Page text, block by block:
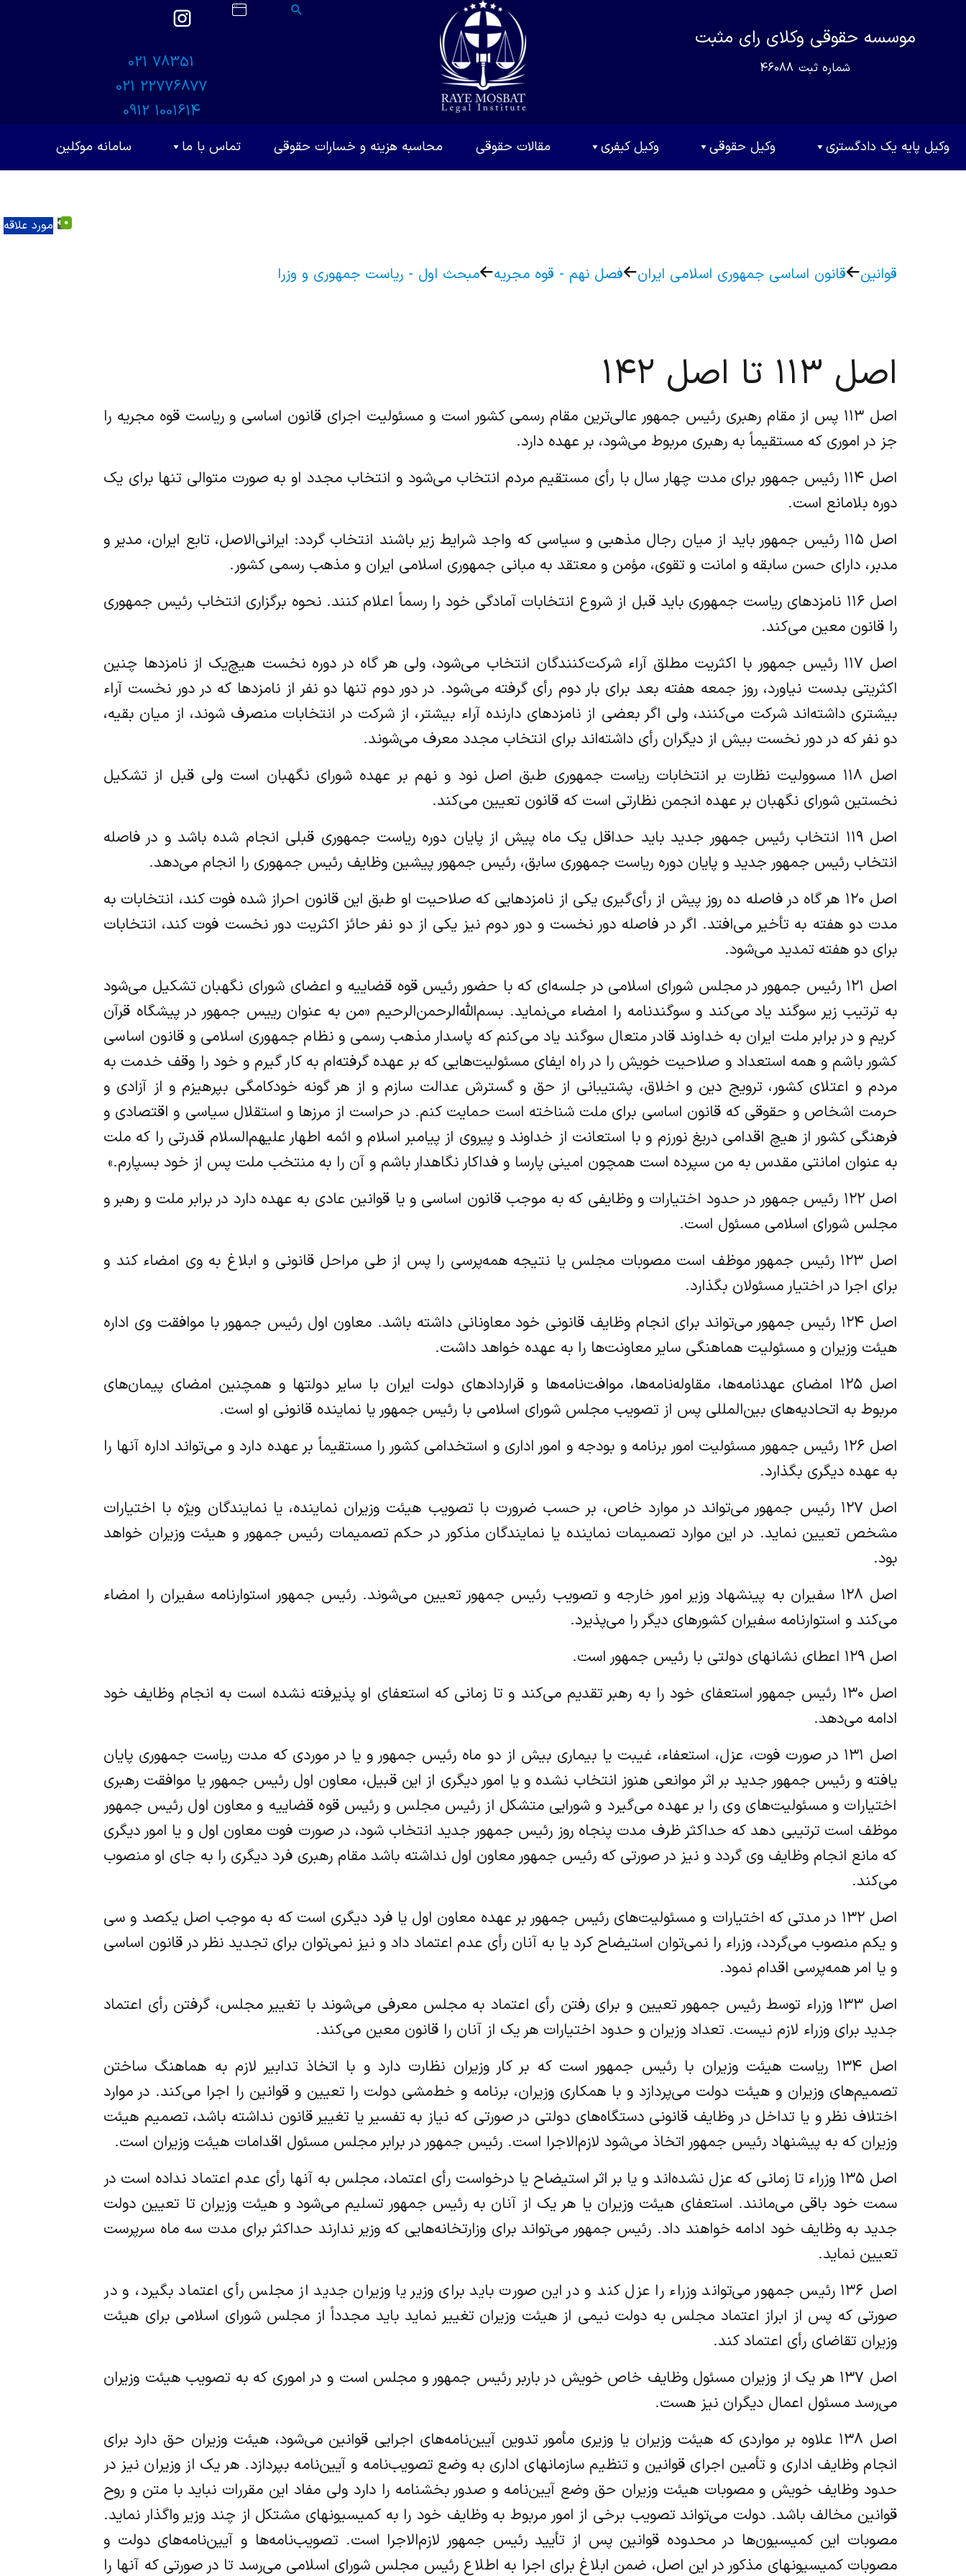
موسسه حقوقی وکلای رای مثبت
شماره ثبت
021 78351
021 22776877
0912 1001614
وکیل پایه یک دادگستری وکیل حقوقی وکیل کیفری مقالات حقوقی محاسبه هزینه و خسارات حقوقی تماس با ما سامانه موکلین
مورد علاقه 0
قوانین قانون اساسی جمهوری اسلامی ایران فصل نهم - قوه مجریه مبحث اول - ریاست جمهوری و وزرا
اصل ۱۱۳ تا اصل ۱۴۲
اصل ۱۱۳ پس از مقام رهبری رئیس جمهور عالی‌ترین مقام رسمی کشور است و مسئولیت اجرای قانون اساسی و ریاست قوه مجریه را
جز در اموری که مستقیماً به رهبری مربوط می‌شود، بر عهده دارد.
اصل ۱۱۴ رئیس جمهور برای مدت چهار سال با رأی مستقیم مردم انتخاب می‌شود و انتخاب مجدد او به صورت متوالی تنها برای یک
دوره بلامانع است.
اصل ۱۱۵ رئیس جمهور باید از میان رجال مذهبی و سیاسی که واجد شرایط زیر باشند انتخاب گردد: ایرانی‌الاصل، تابع ایران، مدیر و
مدبر، دارای حسن سابقه و امانت و تقوی، مؤمن و معتقد به مبانی جمهوری اسلامی ایران و مذهب رسمی کشور.
اصل ۱۱۶ نامزدهای ریاست جمهوری باید قبل از شروع انتخابات آمادگی خود را رسماً اعلام کنند. نحوه برگزاری انتخاب رئیس جمهوری
را قانون معین می‌کند.
اصل ۱۱۷ رئیس جمهور با اکثریت مطلق آراء شرکت‌کنندگان انتخاب می‌شود، ولی هر گاه در دوره نخست هیچ‌یک از نامزدها چنین
اکثریتی بدست نیاورد، روز جمعه هفته بعد برای بار دوم رأی گرفته می‌شود. در دور دوم تنها دو نفر از نامزدها که در دور نخست آراء
بیشتری داشته‌اند شرکت می‌کنند، ولی اگر بعضی از نامزدهای دارنده آراء بیشتر، از شرکت در انتخابات منصرف شوند، از میان بقیه،
دو نفر که در دور نخست بیش از دیگران رأی داشته‌اند برای انتخاب مجدد معرف می‌شوند. ‏
اصل ۱۱۸ مسوولیت نظارت بر انتخابات ریاست جمهوری طبق اصل نود و نهم بر عهده شورای نگهبان است ولی قبل از تشکیل
نخستین شورای نگهبان بر عهده انجمن نظارتی است که قانون تعیین می‌کند.
اصل ۱۱۹ انتخاب رئیس جمهور جدید باید حداقل یک ماه پیش از پایان دوره ریاست جمهوری قبلی انجام شده باشد و در فاصله
انتخاب رئیس جمهور جدید و پایان دوره ریاست جمهوری سابق، رئیس جمهور پیشین وظایف رئیس جمهوری را انجام می‌دهد.
اصل ۱۲۰ هر گاه در فاصله ده روز پیش از رأی‌گیری یکی از نامزدهایی که صلاحیت او طبق این قانون احراز شده فوت کند، انتخابات به
مدت دو هفته به تأخیر می‌افتد. اگر در فاصله دور نخست و دور دوم نیز یکی از دو نفر حائز اکثریت دور نخست فوت کند، انتخابات
برای دو هفته تمدید می‌شود.
اصل ۱۲۱ رئیس جمهور در مجلس شورای اسلامی در جلسه‌ای که با حضور رئیس قوه قضاییه و اعضای شورای نگهبان تشکیل می‌شود
به ترتیب زیر سوگند یاد می‌کند و سوگندنامه را امضاء می‌نماید. بسم‌الله‌الرحمن‌الرحیم «من به عنوان رییس جمهور در پیشگاه قرآن
کریم و در برابر ملت ایران به خداوند قادر متعال سوگند یاد می‌کنم که پاسدار مذهب رسمی و نظام جمهوری اسلامی و قانون اساسی
کشور باشم و همه استعداد و صلاحیت خویش را در راه ایفای مسئولیت‌هایی که بر عهده گرفته‌ام به کار گیرم و خود را وقف خدمت به
مردم و اعتلای کشور، ترویج دین و اخلاق، پشتیبانی از حق و گسترش عدالت سازم و از هر گونه خودکامگی بپرهیزم و از آزادی و
حرمت اشخاص و حقوقی که قانون اساسی برای ملت شناخته است حمایت کنم. در حراست از مرزها و استقلال سیاسی و اقتصادی و
فرهنگی کشور از هیچ اقدامی دریغ نورزم و با استعانت از خداوند و پیروی از پیامبر اسلام و ائمه اطهار علیهم‌السلام قدرتی را که ملت
به عنوان امانتی مقدس به من سپرده است همچون امینی پارسا و فداکار نگاهدار باشم و آن را به منتخب ملت پس از خود بسپارم.»
اصل ۱۲۲ رئیس جمهور در حدود اختیارات و وظایفی که به موجب قانون اساسی و یا قوانین عادی به عهده دارد در برابر ملت و رهبر و
مجلس شورای اسلامی مسئول است.
اصل ۱۲۳ رئیس جمهور موظف است مصوبات مجلس یا نتیجه همه‌پرسی را پس از طی مراحل قانونی و ابلاغ به وی امضاء کند و
برای اجرا در اختیار مسئولان بگذارد.
اصل ۱۲۴ رئیس جمهور می‌تواند برای انجام وظایف قانونی خود معاونانی داشته باشد. معاون اول رئیس جمهور با موافقت وی اداره
هیئت وزیران و مسئولیت هماهنگی سایر معاونت‌ها را به عهده خواهد داشت.
اصل ۱۲۵ امضای عهدنامه‌ها، مقاوله‌نامه‌ها، موافت‌نامه‌ها و قراردادهای دولت ایران با سایر دولتها و همچنین امضای پیمان‌های
مربوط به اتحادیه‌های بین‌المللی پس از تصویب مجلس شورای اسلامی با رئیس جمهور یا نماینده قانونی او است.
اصل ۱۲۶ رئیس جمهور مسئولیت امور برنامه و بودجه و امور اداری و استخدامی کشور را مستقیماً بر عهده دارد و می‌تواند اداره آنها را
به عهده دیگری بگذارد.
اصل ۱۲۷ رئیس جمهور می‌تواند در موارد خاص، بر حسب ضرورت با تصویب هیئت وزیران نماینده، یا نمایندگان ویژه با اختیارات
مشخص تعیین نماید. در این موارد تصمیمات نماینده یا نمایندگان مذکور در حکم تصمیمات رئیس جمهور و هیئت وزیران خواهد
بود.
اصل ۱۲۸ سفیران به پینشهاد وزیر امور خارجه و تصویب رئیس جمهور تعیین می‌شوند. رئیس جمهور استوارنامه سفیران را امضاء
می‌کند و استوارنامه سفیران کشورهای دیگر را می‌پذیرد.
اصل ۱۲۹ اعطای نشانهای دولتی با رئیس جمهور است.
اصل ۱۳۰ رئیس جمهور استعفای خود را به رهبر تقدیم می‌کند و تا زمانی که استعفای او پذیرفته نشده است به انجام وظایف خود
ادامه می‌دهد.
اصل ۱۳۱ در صورت فوت، عزل، استعفاء، غیبت یا بیماری بیش از دو ماه رئیس جمهور و یا در موردی که مدت ریاست جمهوری پایان
یافته و رئیس جمهور جدید بر اثر موانعی هنوز انتخاب نشده و یا امور دیگری از این قبیل، معاون اول رئیس جمهور یا موافقت رهبری
اختیارات و مسئولیت‌های وی را بر عهده می‌گیرد و شورایی متشکل از رئیس مجلس و رئیس قوه قضاییه و معاون اول رئیس جمهور
موظف است ترتیبی دهد که حداکثر ظرف مدت پنجاه روز رئیس جمهور جدید انتخاب شود، در صورت فوت معاون اول و یا امور دیگری
که مانع انجام وظایف وی گردد و نیز در صورتی که رئیس جمهور معاون اول نداشته باشد مقام رهبری فرد دیگری را به جای او منصوب
می‌کند.
اصل ۱۳۲ در مدتی که اختیارات و مسئولیت‌های رئیس جمهور بر عهده معاون اول یا فرد دیگری است که به موجب اصل یکصد و سی
و یکم منصوب می‌گردد، وزراء را نمی‌توان استیضاح کرد یا به آنان رأی عدم اعتماد داد و نیز نمی‌توان برای تجدید نظر در قانون اساسی
و یا امر همه‌پرسی اقدام نمود.
اصل ۱۳۳ وزراء توسط رئیس جمهور تعیین و برای رفتن رأی اعتماد به مجلس معرفی می‌شوند با تغییر مجلس، گرفتن رأی اعتماد
جدید برای وزراء لازم نیست. تعداد وزیران و حدود اختیارات هر یک از آنان را قانون معین می‌کند.
اصل ۱۳۴ ریاست هیئت وزیران با رئیس جمهور است که بر کار وزیران نظارت دارد و با اتخاذ تدابیر لازم به هماهنگ ساختن
تصمیم‌های وزیران و هیئت دولت می‌پردازد و با همکاری وزیران، برنامه و خط‌مشی دولت را تعیین و قوانین را اجرا می‌کند. در موارد
اختلاف نظر و یا تداخل در وظایف قانونی دستگاه‌های دولتی در صورتی که نیاز به تفسیر یا تغییر قانون نداشته باشد، تصمیم هیئت
وزیران که به پیشنهاد رئیس جمهور اتخاذ می‌شود لازم‌الاجرا است. رئیس جمهور در برابر مجلس مسئول اقدامات هیئت وزیران است.
اصل ۱۳۵ وزراء تا زمانی که عزل نشده‌اند و یا بر اثر استیضاح یا درخواست رأی اعتماد، مجلس به آنها رأی عدم اعتماد نداده است در
سمت خود باقی می‌مانند. استعفای هیئت وزیران یا هر یک از آنان به رئیس جمهور تسلیم می‌شود و هیئت وزیران تا تعیین دولت
جدید به وظایف خود ادامه خواهند داد. رئیس جمهور می‌تواند برای وزارتخانه‌هایی که وزیر ندارند حداکثر برای مدت سه ماه سرپرست
تعیین نماید.
اصل ۱۳۶ رئیس جمهور می‌تواند وزراء را عزل کند و در این صورت باید برای وزیر یا وزیران جدید از مجلس رأی اعتماد بگیرد، و در
صورتی که پس از ابراز اعتماد مجلس به دولت نیمی از هیئت وزیران تغییر نماید باید مجدداً از مجلس شورای اسلامی برای هیئت
وزیران تقاضای رأی اعتماد کند.
اصل ۱۳۷ هر یک از وزیران مسئول وظایف خاص خویش در باربر رئیس جمهور و مجلس است و در اموری که به تصویب هیئت وزیران
می‌رسد مسئول اعمال دیگران نیز هست.
اصل ۱۳۸ علاوه بر مواردی که هیئت وزیران یا وزیری مأمور تدوین آیین‌نامه‌های اجرایی قوانین می‌شود، هیئت وزیران حق دارد برای
انجام وظایف اداری و تأمین اجرای قوانین و تنظیم سازمانهای اداری به وضع تصویب‌نامه و آیین‌نامه بپردازد. هر یک از وزیران نیز در
حدود وظایف خویش و مصوبات هیئت وزیران حق وضع آیین‌نامه و صدور بخشنامه را دارد ولی مفاد این مقررات نباید با متن و روح
قوانین مخالف باشد. دولت می‌تواند تصویب برخی از امور مربوط به وظایف خود را به کمیسیونهای مشتکل از چند وزیر واگذار نماید.
مصوبات این کمیسیون‌ها در محدوده قوانین پس از تأیید رئیس جمهور لازم‌الاجرا است. تصویب‌نامه‌ها و آیین‌نامه‌های دولت و
مصوبات کمیسیونهای مذکور در این اصل‏، ضمن ابلاغ برای اجرا به اطلاع رئیس مجلس شورای اسلامی می‌رسد تا در صورتی که آنها را